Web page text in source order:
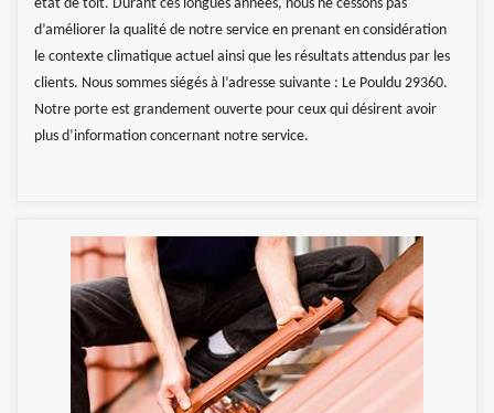
état de toit. Durant ces longues années, nous ne cessons pas
d’améliorer la qualité de notre service en prenant en considération
le contexte climatique actuel ainsi que les résultats attendus par les
clients. Nous sommes siégés à l’adresse suivante : Le Pouldu 29360.
Notre porte est grandement ouverte pour ceux qui désirent avoir
plus d’information concernant notre service.